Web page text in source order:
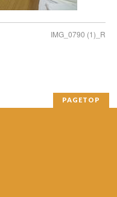
IMG_0790 (1)_R
PAGETOP